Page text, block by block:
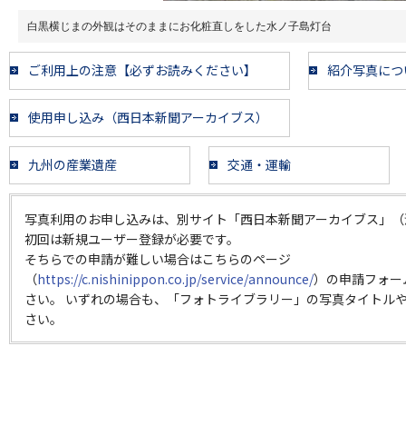
白黒横じまの外観はそのままにお化粧直しをした水ノ子島灯台
ご利用上の注意【必ずお読みください】 紹介写真に
使用申し込み（西日本新聞アーカイブス）
九州の産業遺産 交通・運輸
写真利用のお申し込みは、別サイト「西日本新聞アーカイブス」
初回は新規ユーザー登録が必要です。
そちらでの申請が難しい場合はこちらのページ
（https://c.nishinippon.co.jp/service/announce/）の申請フォ
さい。 いずれの場合も、「フォトライブラリー」の写真タイトル
さい。